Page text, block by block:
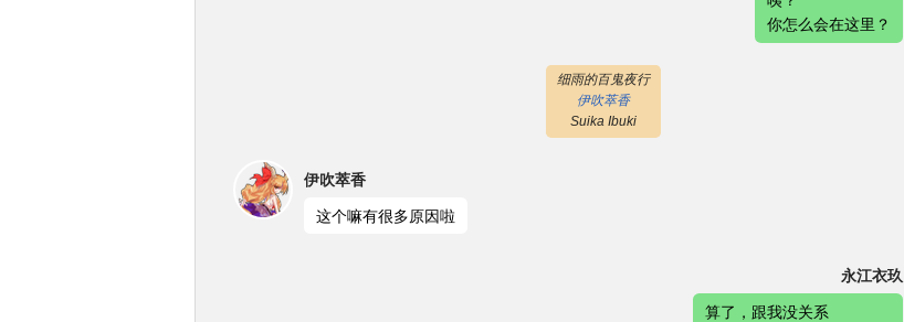
你怎么会在这里？
细雨的百鬼夜行
伊吹萃香
Suika Ibuki
伊吹萃香
这个嘛有很多原因啦
永江衣玖
算了，跟我没关系